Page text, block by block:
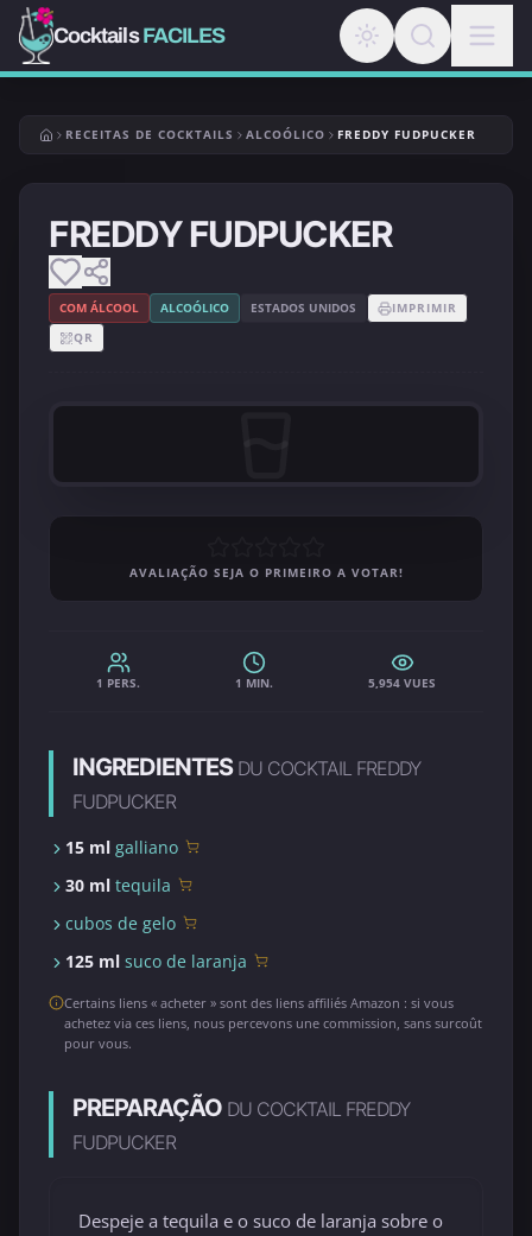
CocktailsFACILES
RECEITAS DE COCKTAILS ALCOÓLICO FREDDY FUDPUCKER
FREDDY FUDPUCKER
COM ÁLCOOL ALCOÓLICO ESTADOS UNIDOS
IMPRIMIR
QR
AVALIAÇÃO SEJA O PRIMEIRO A VOTAR!
1 PERS. 1 MIN. 5,954 VUES
INGREDIENTES DU COCKTAIL FREDDY
FUDPUCKER
15 ml galliano
30 ml tequila
cubos de gelo
125 ml suco de laranja
Certains liens « acheter » sont des liens affiliés Amazon : si vous
achetez via ces liens, nous percevons une commission, sans surcoût
pour vous.
PREPARAÇÃO DU COCKTAIL FREDDY
FUDPUCKER
Despeje a tequila e o suco de laranja sobre o